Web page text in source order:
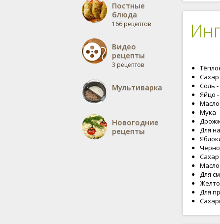
Постные
блюда
166 рецептов
Видео
рецепты
3 рецептов
Мультиварка
Новогодние
рецепты
Сахар
Соль
Яйцо
Мука
Для
Сахар
Для
Для